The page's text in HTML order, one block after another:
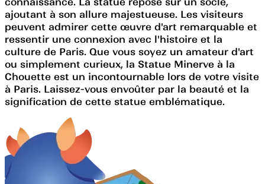
ajoutant à son allure majestueuse. Les visiteurs
peuvent admirer cette œuvre d'art remarquable et
ressentir une connexion avec l'histoire et la
culture de Paris. Que vous soyez un amateur d'art
ou simplement curieux, la Statue Minerve à la
Chouette est un incontournable lors de votre visite
à Paris. Laissez-vous envoûter par la beauté et la
signification de cette statue emblématique.